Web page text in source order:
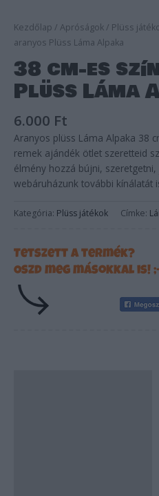
Kezdőlap / Apróságok/ Plüss
aranyos Plüss Láma Alpaka
38 cm-es
Plüss Láma
6.000 Ft
Aranyos plüss Láma Alpaka 38
remek ajándék ötlet szeretteid
élmény hozzá bújni,
webáruházunk további kínálatát
Kategória: Plüss játékok Címke:
Tetszett a termék?
Oszd meg másokkal is!